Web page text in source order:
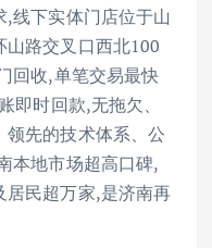
线下实体门店位于山
路交叉口西北100
回收,单笔交易最快
即时回款,无拖欠、
先的技术体系、公
本地市场超高口碑,
居民超万家,是济南再